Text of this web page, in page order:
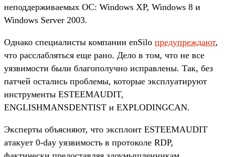
неподдерживаемых ОС: Windows XP, Windows 8 и
Windows Server 2003.
Однако специалисты компании enSilo предупреждают,
что расслабляться еще рано. Дело в том, что не все
уязвимости были благополучно исправлены. Так, без
патчей остались проблемы, которые эксплуатируют
инструменты ESTEEMAUDIT,
ENGLISHMANSDENTIST и EXPLODINGCAN.
Эксперты объясняют, что эксплоит ESTEEMAUDIT
атакует 0-day уязвимость в протоколе RDP,